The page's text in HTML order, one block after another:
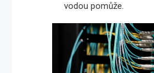
vodou pomůže.